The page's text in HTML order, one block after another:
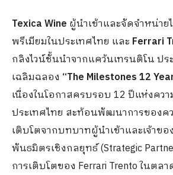
Texica Wine ผู้นำเข้าและจัดจำหน่าย
พรีเมียมในประเทศไทย และ Ferrari
กลิงไวน์ชั้นนำจากแคว้นเทรนติโน ปร
เฉลิมฉลอง “The Milestones 12
เนื่องในโอกาสครบรอบ 12 ปีแห่งควา
ประเทศไทย สะท้อนพัฒนาการของ
เติบโตจากบทบาทผู้นำเข้าและเจ้าข
พันธมิตรเชิงกลยุทธ์(Strategic
การเติบโตของ Ferrari Trentoในตลา